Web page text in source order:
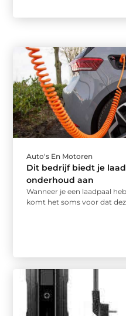
Auto's En Motoren
Dit bedrijf biedt je
onderhoud aan
Wanneer je een laadpaal
komt het soms voor dat